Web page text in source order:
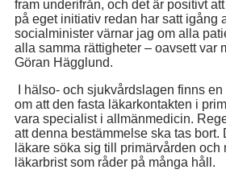
fram underifrån, och det är positivt
på eget initiativ redan har satt igång
socialminister värnar jag om alla
alla samma rättigheter – oavsett var
Göran Hägglund.
I hälso- och sjukvårdslagen finns
om att den fasta läkarkontakten i
vara specialist i allmänmedicin.
att denna bestämmelse ska tas bort.
läkare söka sig till primärvården och
läkarbrist som råder på många håll.